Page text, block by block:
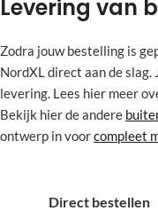
Levering van
Zodra jouw bestelling is
NordXL direct aan de slag.
levering. Lees hier meer
Bekijk hier de andere
ontwerp in voorcompleet
Direct bestellen